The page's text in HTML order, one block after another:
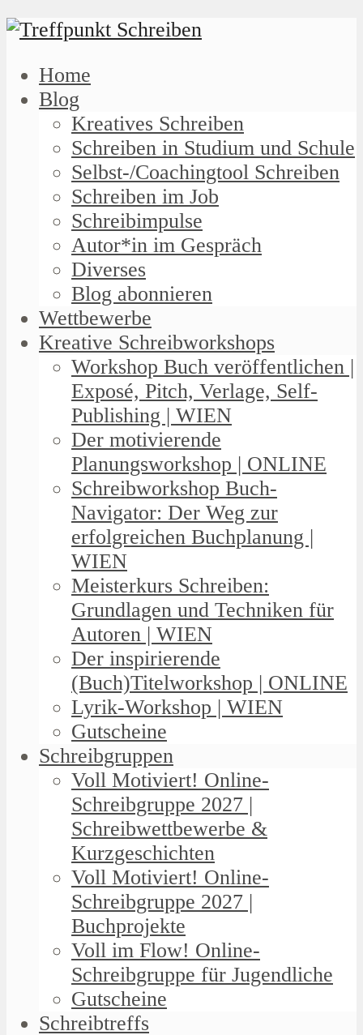
Home
Blog
Kreatives Schreiben
Schreiben in Studium und Schule
Selbst-/Coachingtool Schreiben
Schreiben im Job
Schreibimpulse
Autor*in im Gespräch
Diverses
Blog abonnieren
Wettbewerbe
Kreative Schreibworkshops
Workshop Buch veröffentlichen |
Exposé, Pitch, Verlage, Self-
Publishing | WIEN
Der motivierende
Planungsworkshop | ONLINE
Schreibworkshop Buch-
Navigator: Der Weg zur
erfolgreichen Buchplanung |
WIEN
Meisterkurs Schreiben:
Grundlagen und Techniken für
Autoren | WIEN
Der inspirierende
(Buch)Titelworkshop | ONLINE
Lyrik-Workshop | WIEN
Gutscheine
Schreibgruppen
Voll Motiviert! Online-
Schreibgruppe 2027 |
Schreibwettbewerbe &
Kurzgeschichten
Voll Motiviert! Online-
Schreibgruppe 2027 |
Buchprojekte
Voll im Flow! Online-
Schreibgruppe für Jugendliche
Gutscheine
Schreibtreffs